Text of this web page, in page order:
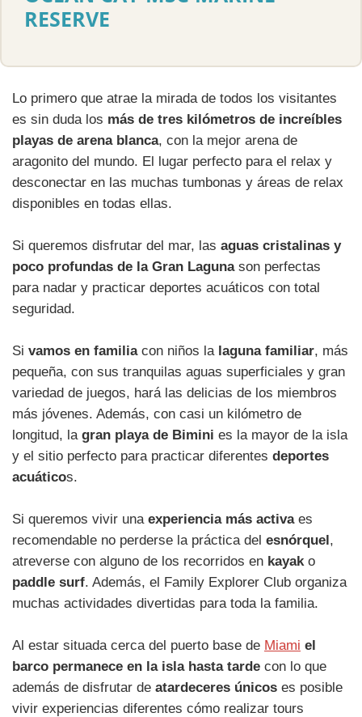
RESERVE
Lo primero que atrae la mirada de todos los visitantes
es sin duda los más de tres kilómetros de increíbles
playas de arena blanca, con la mejor arena de
aragonito del mundo. El lugar perfecto para el relax y
desconectar en las muchas tumbonas y áreas de relax
disponibles en todas ellas.
Si queremos disfrutar del mar, las aguas cristalinas y
poco profundas de la Gran Lagunason perfectas
para nadar y practicar deportes acuáticos con total
seguridad.
Si vamos en familiacon niños la laguna familiar, más
pequeña, con sus tranquilas aguas superficiales y gran
variedad de juegos, hará las delicias de los miembros
más jóvenes. Además, con casi un kilómetro de
longitud, la gran playa de Bimini es la mayor de la isla
y el sitio perfecto para practicar diferentes deportes
acuáticos.
Si queremos vivir una experiencia más activaes
recomendable no perderse la práctica del esnórquel,
atreverse con alguno de los recorridos en kayak o
paddle surf. Además, el Family Explorer Club organiza
muchas actividades divertidas para toda la familia.
Al estar situada cerca del puerto base de Miami el
barco permanece en la isla hasta tarde con lo que
además de disfrutar de atardeceres únicos es posible
vivir experiencias diferentes cómo realizar tours